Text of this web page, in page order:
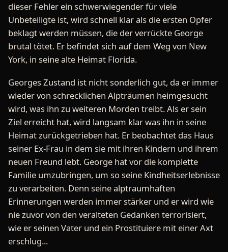
dieser Fehler ein schwerwiegender für viele
Unbeteiligte ist, wird schnell klar als die ersten Opfer
beklagt werden müssen, die der verrückte George
brutal tötet. Er befindet sich auf dem Weg von New
York, in seine alte Heimat Florida.
Georges Zustand ist nicht sonderlich gut, da er immer
wieder von schrecklichen Alpträumen heimgesucht
wird, was ihn zu weiteren Morden treibt. Als er sein
Ziel erreicht hat, wird langsam klar was ihn in seine
Heimat zurückgetrieben hat. Er beobachtet das Haus
seiner Ex-Frau in dem sie mit ihren Kindern und ihrem
neuen Freund lebt. George hat vor die komplette
Familie umzubringen, um so seine Kindheitserlebnisse
zu verarbeiten. Denn seine alptraumhaften
Erinnerungen werden immer stärker und er wird wie
nie zuvor von den veralteten Gedanken terrorisiert,
wie er seinen Vater und ein Prostituiere mit einer Axt
erschlug...